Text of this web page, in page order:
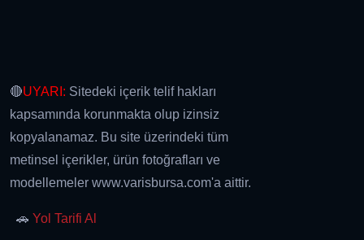
🔴UYARI: Sitedeki içerik telif hakları
kapsamında korunmakta olup izinsiz
kopyalanamaz. Bu site üzerindeki tüm
metinsel içerikler, ürün fotoğrafları ve
modellemeler www.varisbursa.com'a aittir.
🚗 Yol Tarifi Al